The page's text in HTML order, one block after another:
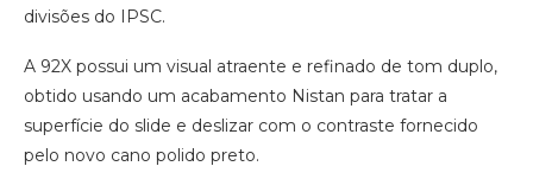
divisões do IPSC.
A 92X possui um visual atraente e refinado de tom duplo,
obtido usando um acabamento Nistan para tratar a
superfície do slide e deslizar com o contraste fornecido
pelo novo cano polido preto.